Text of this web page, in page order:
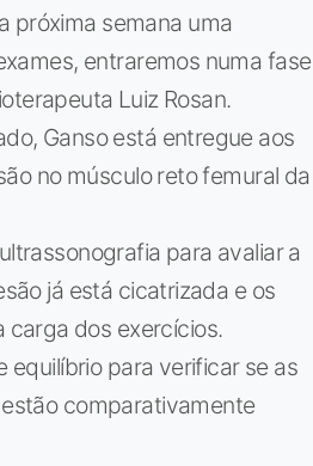
próxima semana uma
entraremos numa fase
Luiz Rosan.
Ganso está entregue aos
no músculo reto femural da
para avaliar a
já está cicatrizada e os
dos exercícios.
equilíbrio para verificar se as
comparativamente